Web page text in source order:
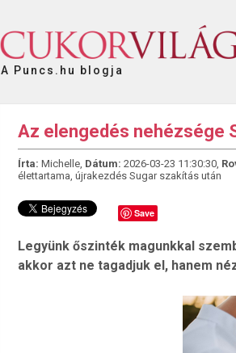
A Puncs.hu blogja
Az elengedés nehézsége
Írta: Michelle, Dátum: 2026-03-23 11:30:30,
élettartama, újrakezdés Sugar szakítás után
Save
Legyünk őszinték magunkkal
akkor azt ne tagadjuk el, hanem